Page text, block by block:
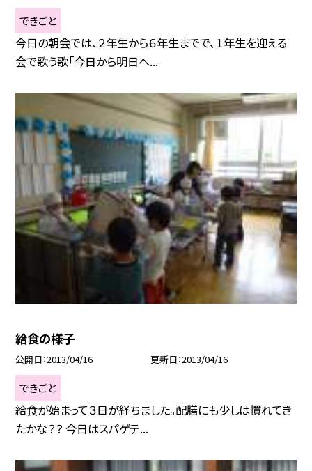
できごと
今日の朝会では、２年生から６年生までで、１年生を迎える
会で歌う歌「今日から明日へ...
給食の様子
公開日 2013/04/16 更新日 2013/04/16
できごと
給食が始まって３日が経ちました。配膳にも少しは慣れてき
たかな？？ 今日はスパゲテ...